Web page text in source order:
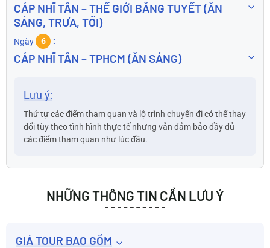
CÁP NHĨ TÂN – THẾ GIỚI BĂNG TUYẾT (ĂN
SÁNG, TRƯA, TỐI)
Ngày 6
CÁP NHĨ TÂN – TPHCM (ĂN SÁNG)
Lưu ý:
Thứ tự các điểm tham quan và lộ trình chuyến đi có thể thay
đổi tùy theo tình hình thực tế nhưng vẫn đảm bảo đầy đủ
các điểm tham quan như lúc đầu.
NHỮNG THÔNG TIN CẦN LƯU Ý
GIÁ TOUR BAO GỒM